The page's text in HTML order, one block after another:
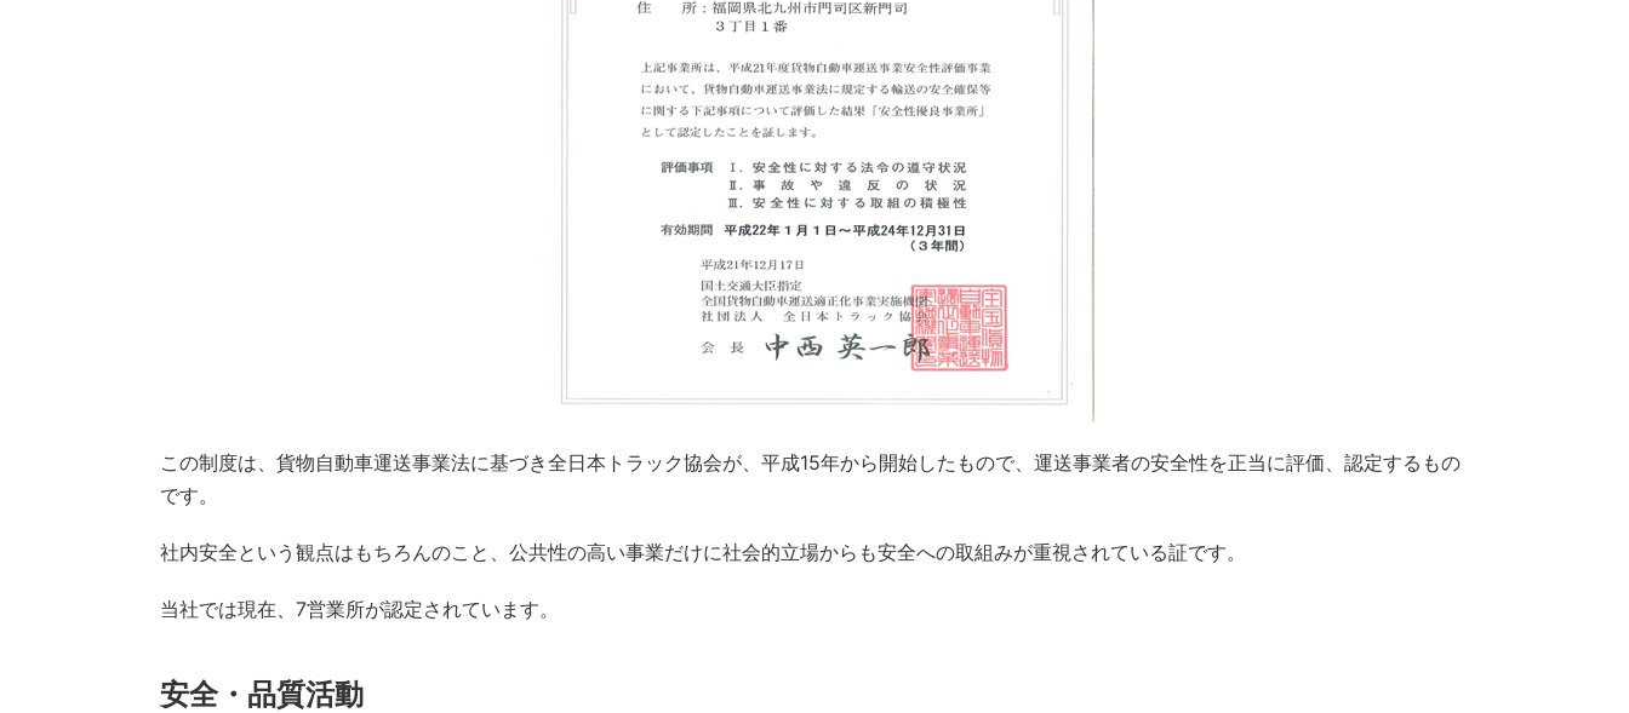
この制度は、貨物自動車運送事業法に基づき全日本トラック協会が、平成15年から開始したもので、運送事業者の安全性を正当に評価、認定するもの
です。
社内安全という観点はもちろんのこと、公共性の高い事業だけに社会的立場からも安全への取組みが重視されている証です。
当社では現在、7営業所が認定されています。
安全・品質活動